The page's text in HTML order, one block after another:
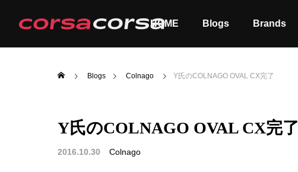
HOME Blogs Brands
ALL
Blogs Colnago Y氏のCOLNAGO OVAL CX完了
Y氏のCOLNAGO OVAL CX完了
2016.10.30 Colnago